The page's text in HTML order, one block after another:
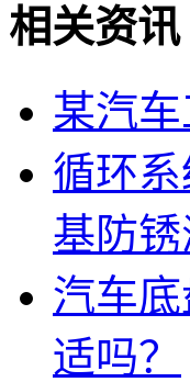
相关资讯
某汽
循环
基防锈
汽车
适吗？